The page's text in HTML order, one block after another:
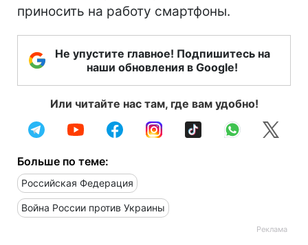
приносить на работу смартфоны.
Не упустите главное! Подпишитесь на
наши обновления в Google!
Или читайте нас там, где вам удобно!
Больше по теме:
Российская Федерация
Война России против Украины